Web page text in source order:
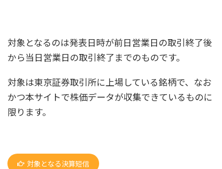
対象となるのは発表日時が前日営業日の取引終了後
から当日営業日の取引終了までのものです。
対象は東京証券取引所に上場している銘柄で、なお
かつ本サイトで株価データが収集できているものに
限ります。
対象となる決算短信